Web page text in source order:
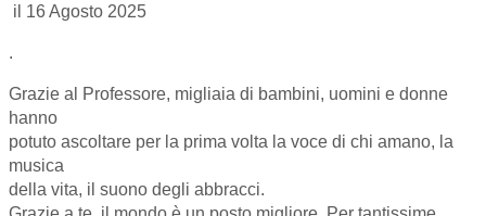
il 16 Agosto 2025
.
Grazie al Professore, migliaia di bambini, uomini e donne
hanno
potuto ascoltare per la prima volta la voce di chi amano, la
musica
della vita, il suono degli abbracci.